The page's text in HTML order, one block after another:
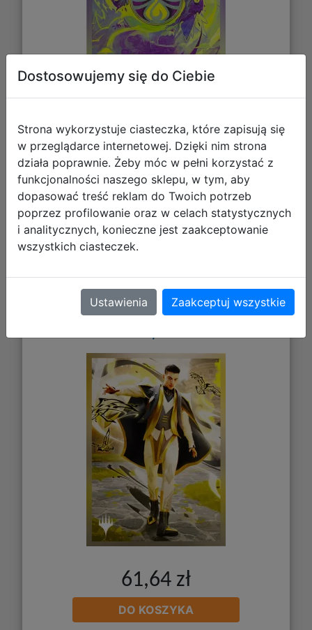
61,64 zł
DO KOSZYKA
Galeria zdjęć
Gamegenic: Magic the Gathering -
Secrets of Strixhaven - Premium Art
61,64 zł
DO KOSZYKA
Dostosowujemy się do Ciebie
Strona wykorzystuje ciasteczka, które zapisują się
w przeglądarce internetowej. Dzięki nim strona
działa poprawnie. Żeby móc w pełni korzystać z
funkcjonalności naszego sklepu, w tym, aby
dopasować treść reklam do Twoich potrzeb
poprzez profilowanie oraz w celach statystycznych
i analitycznych, konieczne jest zaakceptowanie
wszystkich ciasteczek.
Ustawienia Zaakceptuj wszystkie